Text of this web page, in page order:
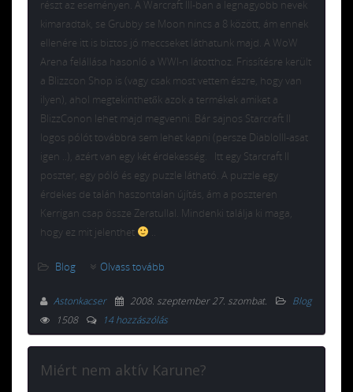
részt az eseményen. A Warcraft III-ban a legnagyobb nevek
kimaradtak, se Grubby se Moon nincs a 8 között, ám ennek
ellenére itt is biztos jó meccseket láthatunk majd. A WoW
Arena felállása hasonló a WWI-n látotthoz. Frissítésre került
a Blizzcon Shop is (vagy csak most vettem észre, hogy van
ilyen), ahol megtekinthetők azok a termékek amiket a
BlizzConon lehet majd megvenni. Bár sajnos Starcraft II
logos pólót továbbra sem lehet kapni (persze DiabloIII-asat
igen ..), azért van egy két érdekesség. Itt egy Starcraft II
poszter, egy póló és egy puzzle látható. A puzzle egy
érdekes de talán haszontalan újítás, ám a poszteren
Kerrigan csap össze Zeratullal. Mindenki találja ki maga,
hogy ez mit jelenthet
..
Blog Olvass tovább
Astonkacser 2008. szeptember 27. szombat.
Blog
1508
14 hozzászólás
Miért nem aktív Karune?